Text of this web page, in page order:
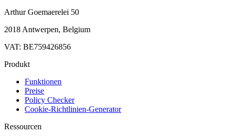
Arthur Goemaerelei 50
2018 Antwerpen, Belgium
VAT: BE759426856
Produkt
Funktionen
Preise
Policy Checker
Cookie-Richtlinien-Generator
Ressourcen